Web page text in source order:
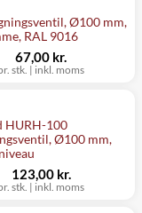
Ø100 mm,
RAL 9016
stk. | inkl. moms
67,00 kr.
HURH-100
Ø100 mm,
stk. | inkl. moms
123,00 kr.